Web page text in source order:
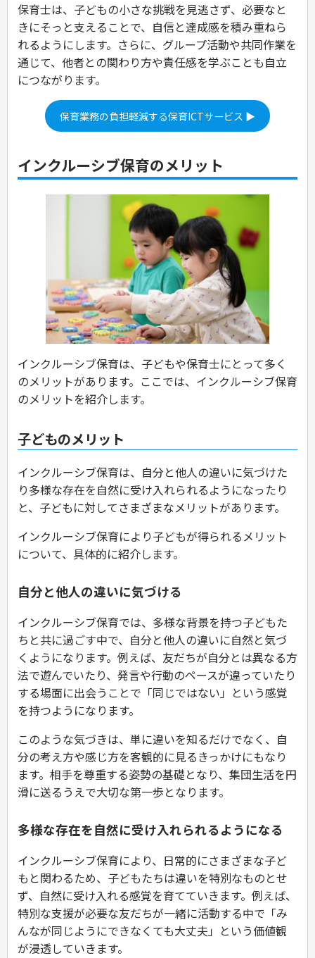
保育士は、子どもの小さな挑戦を見逃さず、必要なと
きにそっと支えることで、自信と達成感を積み重ねら
れるようにします。さらに、グループ活動や共同作業を
通じて、他者との関わり方や責任感を学ぶことも自立
につながります。
保育業務の負担軽減する保育ICTサービス ▶
インクルーシブ保育のメリット
インクルーシブ保育は、子どもや保育士にとって多く
のメリットがあります。ここでは、インクルーシブ保育
のメリットを紹介します。
子どものメリット
インクルーシブ保育は、自分と他人の違いに気づけた
り多様な存在を自然に受け入れられるようになったり
と、子どもに対してさまざまなメリットがあります。
インクルーシブ保育により子どもが得られるメリット
について、具体的に紹介します。
自分と他人の違いに気づける
インクルーシブ保育では、多様な背景を持つ子どもた
ちと共に過ごす中で、自分と他人の違いに自然と気づ
くようになります。例えば、友だちが自分とは異なる方
法で遊んでいたり、発言や行動のペースが違っていたり
する場面に出会うことで「同じではない」という感覚
を持つようになります。
このような気づきは、単に違いを知るだけでなく、自
分の考え方や感じ方を客観的に見るきっかけにもなり
ます。相手を尊重する姿勢の基礎となり、集団生活を円
滑に送るうえで大切な第一歩となります。
多様な存在を自然に受け入れられるようになる
インクルーシブ保育により、日常的にさまざまな子ど
もと関わるため、子どもたちは違いを特別なものとせ
ず、自然に受け入れる感覚を育てていきます。例えば、
特別な支援が必要な友だちが一緒に活動する中で「み
んなが同じようにできなくても大丈夫」という価値観
が浸透していきます。